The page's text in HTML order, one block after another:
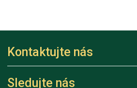
Kontaktujte nás
Sledujte nás